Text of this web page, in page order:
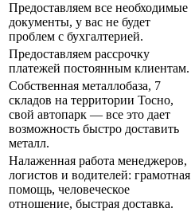
Предоставляем все необходимые
документы, у вас не будет
проблем с бухгалтерией.
Предоставляем рассрочку
платежей постоянным клиентам.
Собственная металлобаза, 7
складов на территории Тосно,
свой автопарк — все это дает
возможность быстро доставить
металл.
Налаженная работа менеджеров,
логистов и водителей: грамотная
помощь, человеческое
отношение, быстрая доставка.